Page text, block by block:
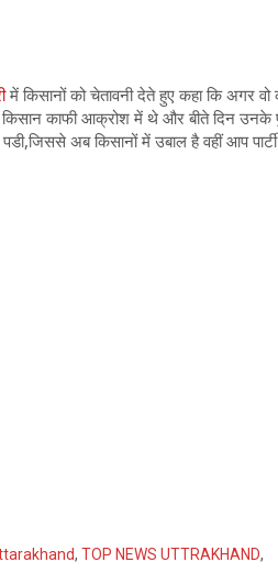
में किसानों को चेतावनी देते हुए कहा कि अगर वो
किसान काफी आक्रोश में थे और बीते दिन उनके
अब किसानों में उबाल है वहीं आप
, TOP NEWS UTTRAKHAND,